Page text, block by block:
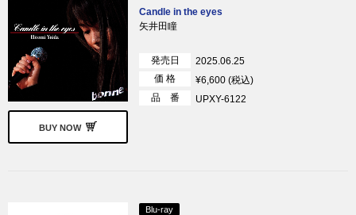
BUY NOW
Candle in the eyes
矢井田瞳
発売日
2025.06.25
価 格
¥6,600 (税込)
品 番
UPXY-6122
Blu-ray